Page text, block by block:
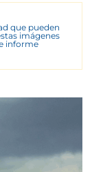
que pueden
imágenes
informe